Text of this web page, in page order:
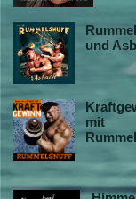
und
mit